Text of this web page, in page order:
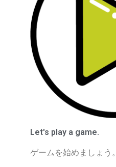
Let's play a game.
ゲームを始めましょう。